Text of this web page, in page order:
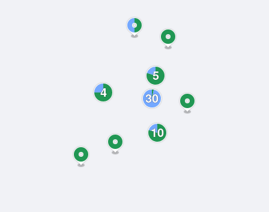
4
5
10
30